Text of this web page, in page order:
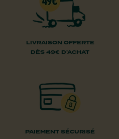
LIVRAISON OFFERTE
DÈS 49€ D'ACHAT
PAIEMENT SÉCURISÉ